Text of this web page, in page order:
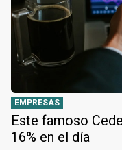
EMPRESAS
Este famoso
16% en el día